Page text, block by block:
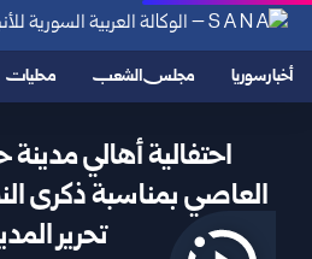
أخبار سوريا مجلس الشعب محليات
احتفالية أهالي
العاصي بمناسبة ذكرى
تحرير